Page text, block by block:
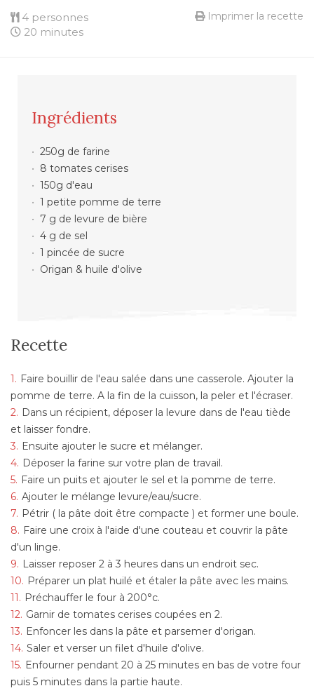
4 personnes
20 minutes
Imprimer la recette
Ingrédients
250g de farine
8 tomates cerises
150g d'eau
1 petite pomme de terre
7 g de levure de bière
4 g de sel
1 pincée de sucre
Origan & huile d'olive
Recette
Faire bouillir de l'eau salée dans une casserole. Ajouter la
pomme de terre. A la fin de la cuisson, la peler et l'écraser.
Dans un récipient, déposer la levure dans de l'eau tiède
et laisser fondre.
Ensuite ajouter le sucre et mélanger.
Déposer la farine sur votre plan de travail.
Faire un puits et ajouter le sel et la pomme de terre.
Ajouter le mélange levure/eau/sucre.
Pétrir ( la pâte doit être compacte ) et former une boule.
Faire une croix à l'aide d'une couteau et couvrir la pâte
d'un linge.
Laisser reposer 2 à 3 heures dans un endroit sec.
Préparer un plat huilé et étaler la pâte avec les mains.
Préchauffer le four à 200°c.
Garnir de tomates cerises coupées en 2.
Enfoncer les dans la pâte et parsemer d'origan.
Saler et verser un filet d'huile d'olive.
Enfourner pendant 20 à 25 minutes en bas de votre four
puis 5 minutes dans la partie haute.